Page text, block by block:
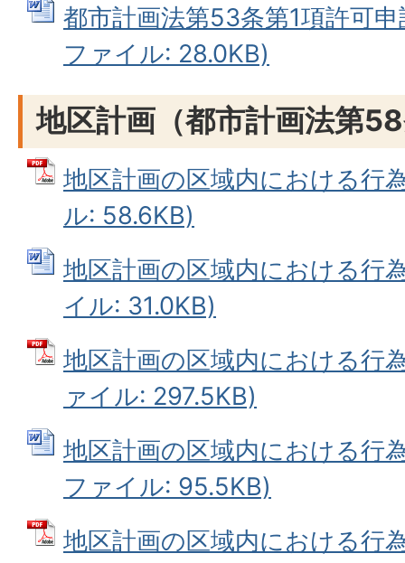
都市計画法第53条第1項許可
ファイル: 28.0KB)
地区計画（都市計画法第
地区計画の区域内における行
ル: 58.6KB)
地区計画の区域内における行
イル: 31.0KB)
地区計画の区域内における行
ァイル: 297.5KB)
地区計画の区域内における行
ファイル: 95.5KB)
地区計画の区域内における行